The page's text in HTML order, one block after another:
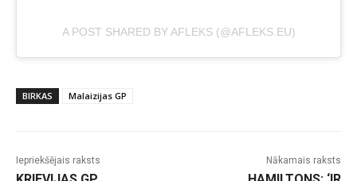
A POST SHARED BY AFLEKS (@AFLEKS.EU)
BIRKAS Malaizijas GP
Iepriekšējais raksts Nākamais raksts